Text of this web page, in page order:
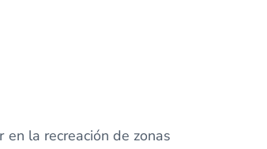
en la recreación de zonas